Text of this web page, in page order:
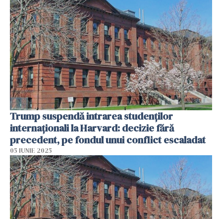
Trump suspendă intrarea studenților
internaționali la Harvard: decizie fără
precedent, pe fondul unui conflict escaladat
05 IUNIE 2025